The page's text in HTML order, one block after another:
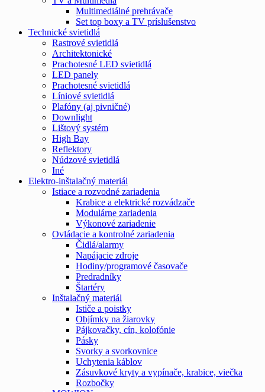
Multimediálné prehrávače
Set top boxy a TV príslušenstvo
Technické svietidlá
Rastrové svietidlá
Architektonické
Prachotesné LED svietidlá
LED panely
Prachotesné svietidlá
Líniové svietidlá
Plafóny (aj pivničné)
Downlight
Lištový systém
High Bay
Reflektory
Núdzové svietidlá
Iné
Elektro-inštalačný materiál
Istiace a rozvodné zariadenia
Krabice a elektrické rozvádzače
Modulárne zariadenia
Výkonové zariadenie
Ovládacie a kontrolné zariadenia
Čidlá/alarmy
Napájacie zdroje
Hodiny/programové časovače
Predradníky
Štartéry
Inštalačný materiál
Ističe a poistky
Objímky na žiarovky
Pájkovačky, cín, kolofónie
Pásky
Svorky a svorkovnice
Uchytenia káblov
Zásuvkové kryty a vypínače, krabice, viečka
Rozbočky